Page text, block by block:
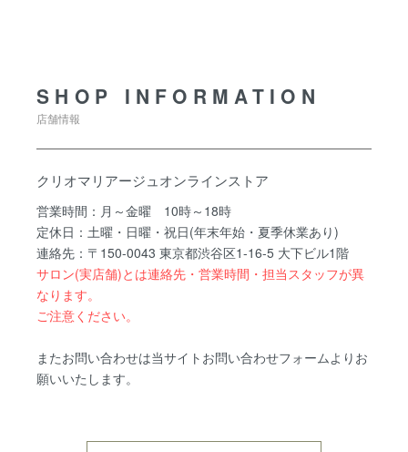
SHOP INFORMATION
店舗情報
クリオマリアージュオンラインストア
営業時間：月～金曜 10時～18時
定休日：土曜・日曜・祝日(年末年始・夏季休業あり)
連絡先：〒150-0043 東京都渋谷区1-16-5 大下ビル1階
サロン(実店舗)とは連絡先・営業時間・担当スタッフが異
なります。
ご注意ください。
またお問い合わせは当サイトお問い合わせフォームよりお
願いいたします。